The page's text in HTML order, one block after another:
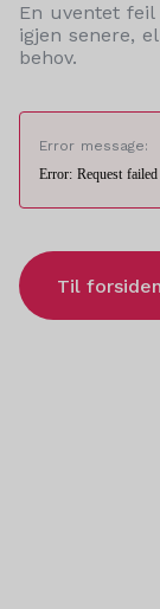
En uventet
igjen senere,
behov.
Error message:
Error: Request failed
Til forsiden